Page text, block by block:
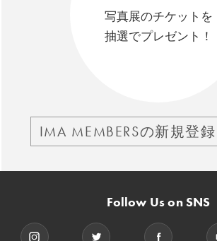
写真展のチケットを
抽選でプレゼント！
IMA MEMBERSの新規登
Follow Us on SNS